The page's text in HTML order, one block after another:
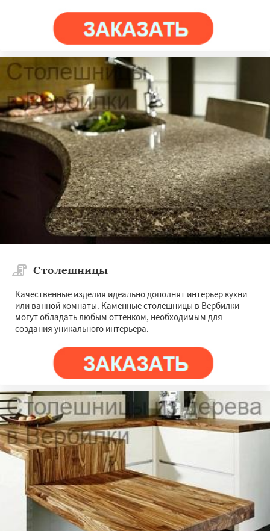
Столешницы
Качественные изделия идеально дополнят интерьер кухни
или ванной комнаты. Каменные столешницы в Вербилки
могут обладать любым оттенком, необходимым для
создания уникального интерьера.